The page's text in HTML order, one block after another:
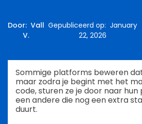
Door: Vall
V.
Gepubliceerd op: January
22, 2026
Sommige platforms beweren
maar zodra je begint met het
code, sturen ze je door naar hun
een andere die nog een extra
duurt.